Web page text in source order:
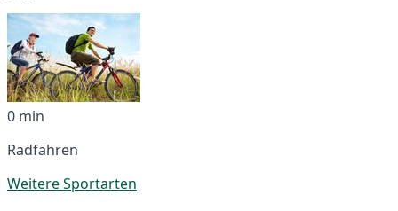
0 min
Radfahren
Weitere Sportarten